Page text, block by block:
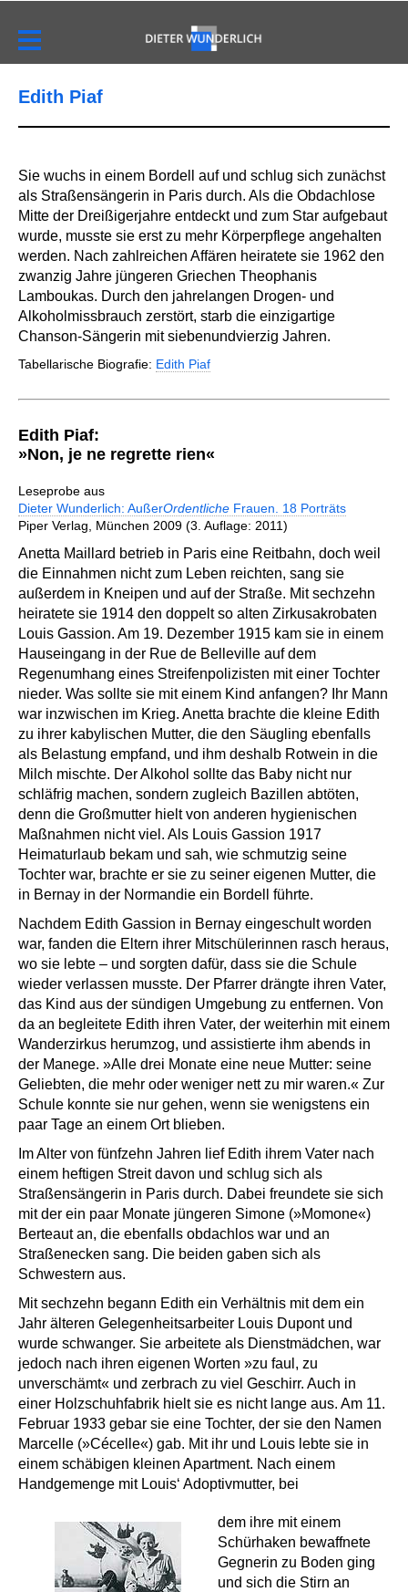
Edith Piaf
Sie wuchs in einem Bordell auf und schlug sich zunächst
als Straßensängerin in Paris durch. Als die Obdachlose
Mitte der Dreißigerjahre entdeckt und zum Star aufgebaut
wurde, musste sie erst zu mehr Körperpflege angehalten
werden. Nach zahlreichen Affären heiratete sie 1962 den
zwanzig Jahre jüngeren Griechen Theophanis
Lamboukas. Durch den jahrelangen Drogen- und
Alkoholmissbrauch zerstört, starb die einzigartige
Chanson-Sängerin mit siebenundvierzig Jahren.
Tabellarische Biografie: Edith Piaf
Edith Piaf:
»Non, je ne regrette rien«
Leseprobe aus
Dieter Wunderlich: AußerOrdentliche Frauen. 18 Porträts
Piper Verlag, München 2009 (3. Auflage: 2011)
Anetta Maillard betrieb in Paris eine Reitbahn, doch weil
die Einnahmen nicht zum Leben reichten, sang sie
außerdem in Kneipen und auf der Straße. Mit sechzehn
heiratete sie 1914 den doppelt so alten Zirkusakrobaten
Louis Gassion. Am 19. Dezember 1915 kam sie in einem
Hauseingang in der Rue de Belleville auf dem
Regenumhang eines Streifenpolizisten mit einer Tochter
nieder. Was sollte sie mit einem Kind anfangen? Ihr Mann
war inzwischen im Krieg. Anetta brachte die kleine Edith
zu ihrer kabylischen Mutter, die den Säugling ebenfalls
als Belastung empfand, und ihm deshalb Rotwein in die
Milch mischte. Der Alkohol sollte das Baby nicht nur
schläfrig machen, sondern zugleich Bazillen abtöten,
denn die Großmutter hielt von anderen hygienischen
Maßnahmen nicht viel. Als Louis Gassion 1917
Heimaturlaub bekam und sah, wie schmutzig seine
Tochter war, brachte er sie zu seiner eigenen Mutter, die
in Bernay in der Normandie ein Bordell führte.
Nachdem Edith Gassion in Bernay eingeschult worden
war, fanden die Eltern ihrer Mitschülerinnen rasch heraus,
wo sie lebte – und sorgten dafür, dass sie die Schule
wieder verlassen musste. Der Pfarrer drängte ihren Vater,
das Kind aus der sündigen Umgebung zu entfernen. Von
da an begleitete Edith ihren Vater, der weiterhin mit einem
Wanderzirkus herumzog, und assistierte ihm abends in
der Manege. »Alle drei Monate eine neue Mutter: seine
Geliebten, die mehr oder weniger nett zu mir waren.« Zur
Schule konnte sie nur gehen, wenn sie wenigstens ein
paar Tage an einem Ort blieben.
Im Alter von fünfzehn Jahren lief Edith ihrem Vater nach
einem heftigen Streit davon und schlug sich als
Straßensängerin in Paris durch. Dabei freundete sie sich
mit der ein paar Monate jüngeren Simone (»Momone«)
Berteaut an, die ebenfalls obdachlos war und an
Straßenecken sang. Die beiden gaben sich als
Schwestern aus.
Mit sechzehn begann Edith ein Verhältnis mit dem ein
Jahr älteren Gelegenheitsarbeiter Louis Dupont und
wurde schwanger. Sie arbeitete als Dienstmädchen, war
jedoch nach ihren eigenen Worten »zu faul, zu
unverschämt« und zerbrach zu viel Geschirr. Auch in
einer Holzschuhfabrik hielt sie es nicht lange aus. Am 11.
Februar 1933 gebar sie eine Tochter, der sie den Namen
Marcelle (»Cécelle«) gab. Mit ihr und Louis lebte sie in
einem schäbigen kleinen Apartment. Nach einem
Handgemenge mit Louis‘ Adoptivmutter, bei
dem ihre mit einem
Schürhaken bewaffnete
Gegnerin zu Boden ging
und sich die Stirn an